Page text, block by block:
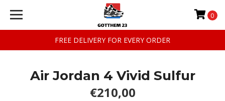
FREE DELIVERY FOR EVERY ORDER
0
Air Jordan 4 Vivid Sulfur
€210,00